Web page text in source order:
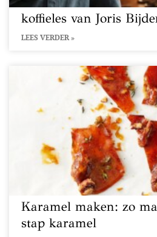
koffieles van Joris
LEES VERDER »
Karamel maken: zo
stap karamel